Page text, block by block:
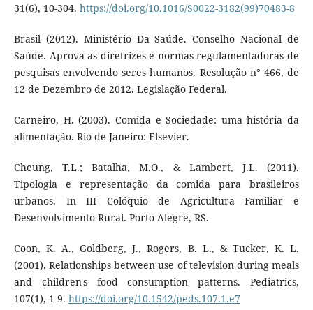
31(6), 10-304. https://doi.org/10.1016/S0022-3182(99)70483-8
Brasil (2012). Ministério Da Saúde. Conselho Nacional de
Saúde. Aprova as diretrizes e normas regulamentadoras de
pesquisas envolvendo seres humanos. Resolução n° 466, de
12 de Dezembro de 2012. Legislação Federal.
Carneiro, H. (2003). Comida e Sociedade: uma história da
alimentação. Rio de Janeiro: Elsevier.
Cheung, T.L.; Batalha, M.O., & Lambert, J.L. (2011).
Tipologia e representação da comida para brasileiros
urbanos. In III Colóquio de Agricultura Familiar e
Desenvolvimento Rural. Porto Alegre, RS.
Coon, K. A., Goldberg, J., Rogers, B. L., & Tucker, K. L.
(2001). Relationships between use of television during meals
and children's food consumption patterns. Pediatrics,
107(1), 1-9. https://doi.org/10.1542/peds.107.1.e7